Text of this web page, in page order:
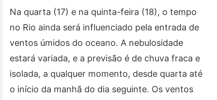
Na quarta (17) e na quinta-feira (18), o tempo
no Rio ainda será influenciado pela entrada de
ventos úmidos do oceano. A nebulosidade
estará variada, e a previsão é de chuva fraca e
isolada, a qualquer momento, desde quarta até
o início da manhã do dia seguinte. Os ventos